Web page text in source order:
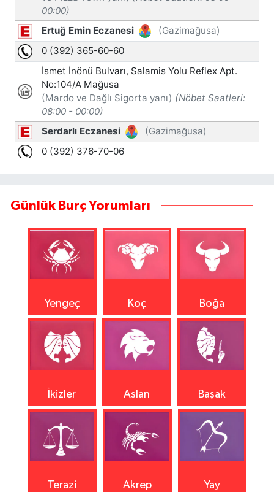
Günlük Burç Yorumları
Yengeç Koç Boğa
İkizler Aslan Başak
Terazi Akrep Yay